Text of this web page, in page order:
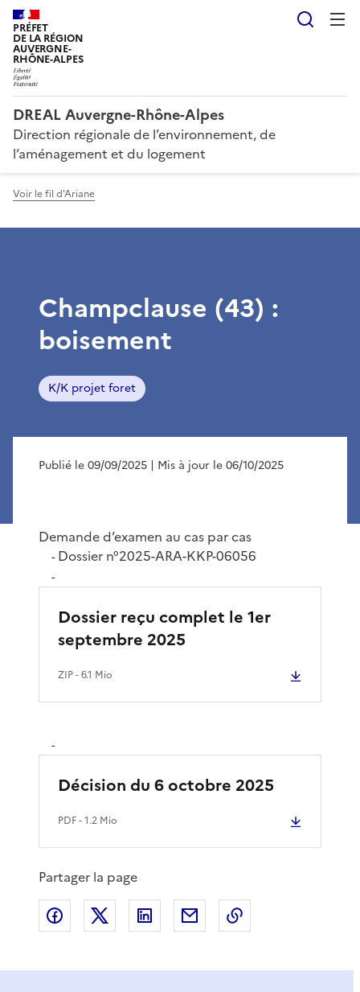
PRÉFET
DE LA RÉGION
AUVERGNE-
RHÔNE-ALPES
DREAL Auvergne-Rhône-Alpes
Direction régionale de l’environnement, de
l’aménagement et du logement
Voir le fil d'Ariane
Champclause (43) :
boisement
K/K projet foret
Publié le 09/09/2025 | Mis à jour le 06/10/2025
Demande d’examen au cas par cas
-Dossier n°2025-ARA-KKP-06056
-
Dossier reçu complet le 1er
septembre 2025
ZIP- 6.1 Mio
-
Décision du 6 octobre 2025
PDF- 1.2 Mio
Partager la page
Partager sur Facebook
Partager sur XPartager sur LinkedIn
Partager par email